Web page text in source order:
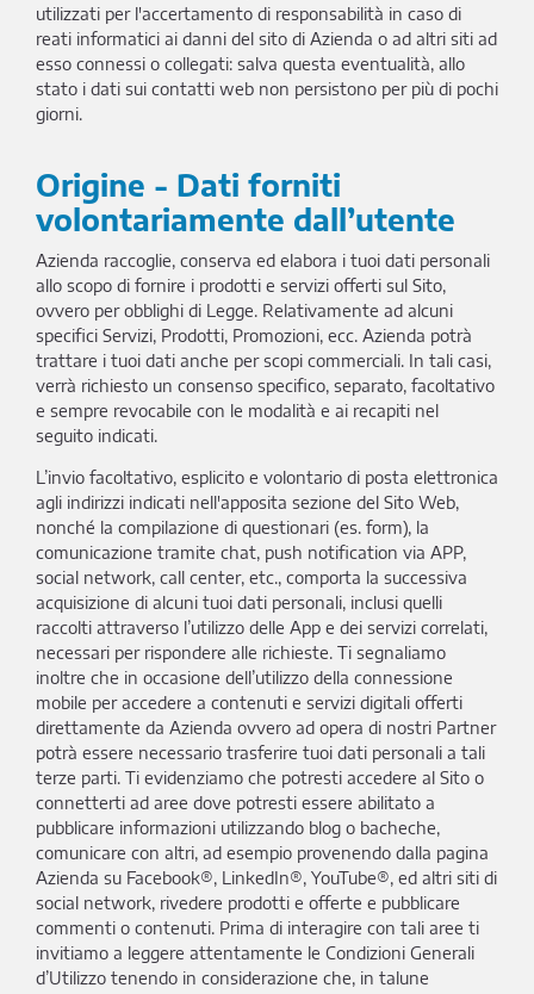
utilizzati per l'accertamento di responsabilità in caso di
reati informatici ai danni del sito di Azienda o ad altri siti ad
esso connessi o collegati: salva questa eventualità, allo
stato i dati sui contatti web non persistono per più di pochi
giorni.
Origine - Dati forniti
volontariamente dall’utente
Azienda raccoglie, conserva ed elabora i tuoi dati personali
allo scopo di fornire i prodotti e servizi offerti sul Sito,
ovvero per obblighi di Legge. Relativamente ad alcuni
specifici Servizi, Prodotti, Promozioni, ecc. Azienda potrà
trattare i tuoi dati anche per scopi commerciali. In tali casi,
verrà richiesto un consenso specifico, separato, facoltativo
e sempre revocabile con le modalità e ai recapiti nel
seguito indicati.
L’invio facoltativo, esplicito e volontario di posta elettronica
agli indirizzi indicati nell'apposita sezione del Sito Web,
nonché la compilazione di questionari (es. form), la
comunicazione tramite chat, push notification via APP,
social network, call center, etc., comporta la successiva
acquisizione di alcuni tuoi dati personali, inclusi quelli
raccolti attraverso l’utilizzo delle App e dei servizi correlati,
necessari per rispondere alle richieste. Ti segnaliamo
inoltre che in occasione dell’utilizzo della connessione
mobile per accedere a contenuti e servizi digitali offerti
direttamente da Azienda ovvero ad opera di nostri Partner
potrà essere necessario trasferire tuoi dati personali a tali
terze parti. Ti evidenziamo che potresti accedere al Sito o
connetterti ad aree dove potresti essere abilitato a
pubblicare informazioni utilizzando blog o bacheche,
comunicare con altri, ad esempio provenendo dalla pagina
Azienda su Facebook®, LinkedIn®, YouTube®, ed altri siti di
social network, rivedere prodotti e offerte e pubblicare
commenti o contenuti. Prima di interagire con tali aree ti
invitiamo a leggere attentamente le Condizioni Generali
d’Utilizzo tenendo in considerazione che, in talune